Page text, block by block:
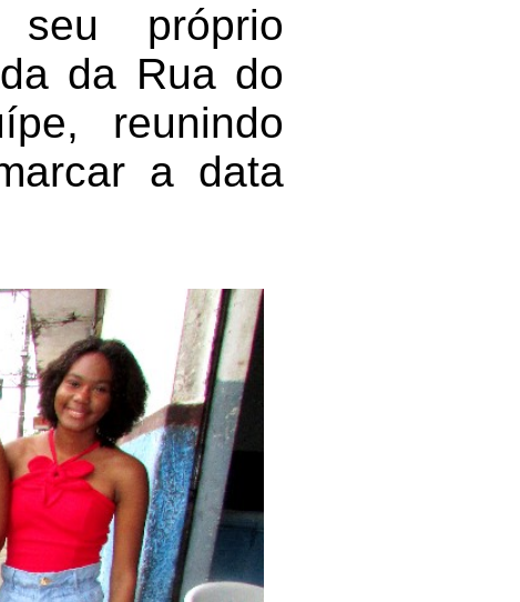
seu próprio
da Rua do
reunindo
a data